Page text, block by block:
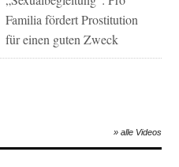
Familia fördert Prostitution
für einen guten Zweck
» alle Videos